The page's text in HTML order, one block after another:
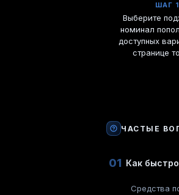
ШАГ 1
Выберите
номинал
доступных
странице
ЧАСТЫЕ
01 Как
Средства